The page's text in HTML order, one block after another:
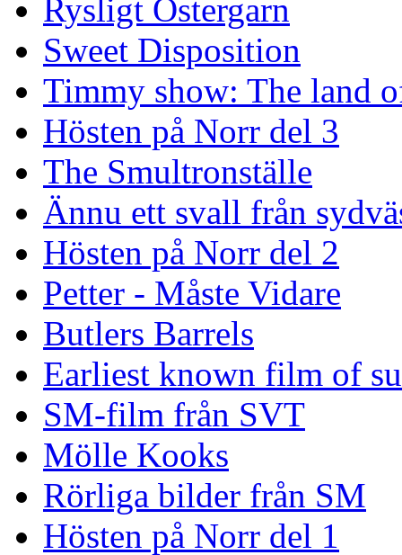
Rysligt Östergarn
Sweet Disposition
Timmy show: The land
Hösten på Norr del 3
The Smultronställe
Ännu ett svall från
Hösten på Norr del 2
Petter - Måste Vidare
Butlers Barrels
Earliest known film of
SM-film från SVT
Mölle Kooks
Rörliga bilder från SM
Hösten på Norr del 1